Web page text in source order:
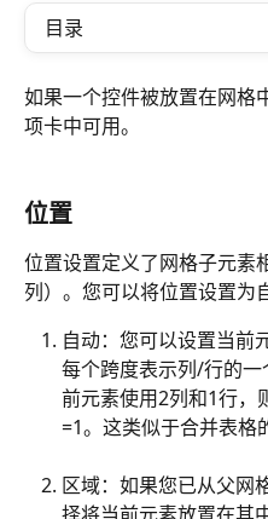
目录
如果一个控件被放置在网格
项卡中可用。
位置
位置设置定义了网格子元素
列）。您可以将位置设置为
自动：您可以设置当前
每个跨度表示列/行的
前元素使用2列和1行，
=1。这类似于合并表格
区域：如果您已从父网